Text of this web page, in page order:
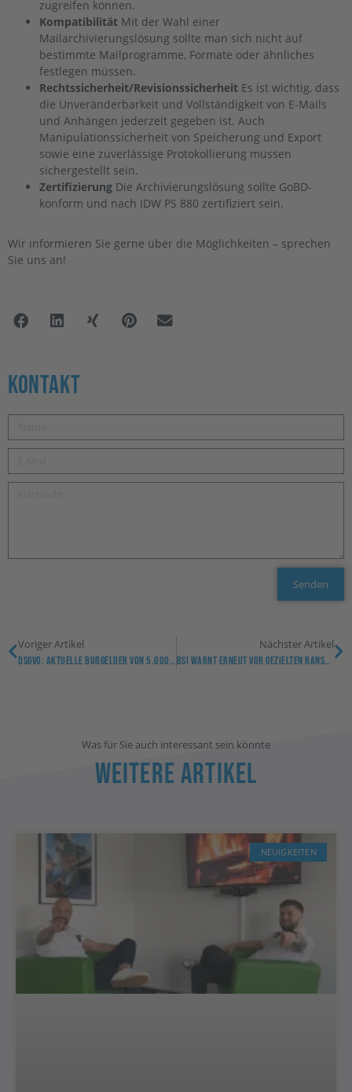
zugreifen können.
Kompatibilität Mit der Wahl einer
Mailarchivierungslösung sollte man sich nicht auf
bestimmte Mailprogramme, Formate oder ähnliches
festlegen müssen.
Rechtssicherheit/Revisionssicherheit Es ist wichtig, dass
die Unveränderbarkeit und Vollständigkeit von E-Mails
und Anhängen jederzeit gegeben ist. Auch
Manipulationssicherheit von Speicherung und Export
sowie eine zuverlässige Protokollierung müssen
sichergestellt sein.
Zertifizierung Die Archivierungslösung sollte GoBD-
konform und nach IDW PS 880 zertifiziert sein.
Wir informieren Sie gerne über die Möglichkeiten – sprechen
Sie uns an!
Kontakt
Senden
Voriger Artikel
DSGVO: Aktuelle Bußgelder Von 5.000 Bis 50.000.000 EUR
Nächster Artikel
BSI Warnt Erneut Vor Gezielten Ransomware-Angriffen Auf Unternehmen
Was für Sie auch interessant sein könnte
Weitere Artikel
NEUIGKEITEN